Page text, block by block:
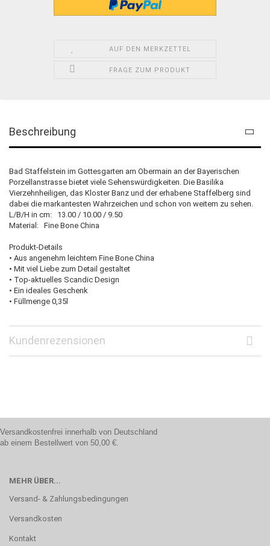
AUF DEN MERKZETTEL
FRAGE ZUM PRODUKT
Beschreibung
Bad Staffelstein im Gottesgarten am Obermain an der Bayerischen
Porzellanstrasse bietet viele Sehenswürdigkeiten. Die Basilika
Vierzehnheiligen, das Kloster Banz und der erhabene Staffelberg sind
dabei die markantesten Wahrzeichen und schon von weitem zu sehen.
L/B/H in cm: 13.00 / 10.00 / 9.50
Material: Fine Bone China
Produkt-Details
• Aus angenehm leichtem Fine Bone China
• Mit viel Liebe zum Detail gestaltet
• Top-aktuelles Scandic Design
• Ein ideales Geschenk
• Füllmenge 0,35l
Kundenrezensionen
Versandkostenfrei innerhalb von Deutschland
ab einem Bestellwert von 50,00 €.
MEHR ÜBER...
Versand- & Zahlungsbedingungen
Versandkosten
Kontakt